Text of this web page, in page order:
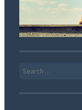
Search